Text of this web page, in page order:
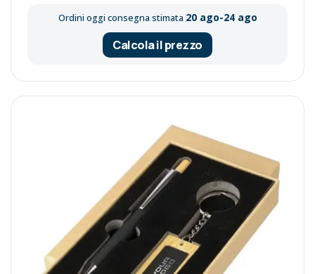
Ordini oggi consegna stimata 20 ago-24 ago
Calcola il prezzo